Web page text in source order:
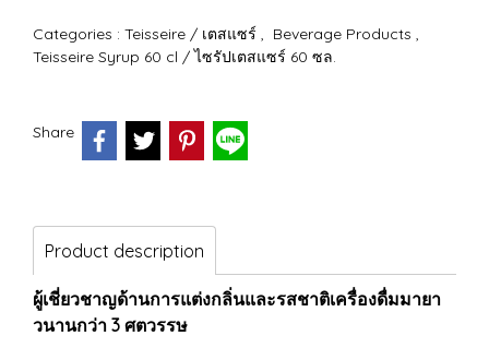
Categories : Teisseire / เตสแซร์ , Beverage Products ,
Teisseire Syrup 60 cl / ไซรัปเตสแซร์ 60 ซล.
Share
Product description
ผู้เชี่ยวชาญด้านการแต่งกลิ่นและรสชาติเครื่องดื่มมายา
วนานกว่า 3 ศตวรรษ